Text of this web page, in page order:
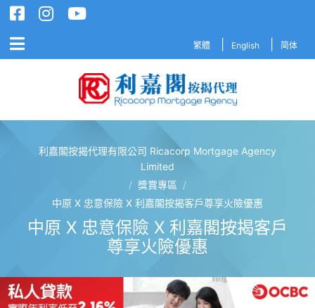
繁體 English 简体
利嘉閣按揭代理有限公司 Ricacorp Mortgage Agency
Limited
/ 獎賞專區 /
中原 X 忠意保險 X 利嘉閣按揭客戶尊享火險優惠
中原 X 忠意保險 X 利嘉閣按揭客戶
尊享火險優惠